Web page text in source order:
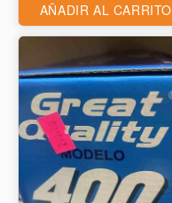
AÑADIR AL CARRITO